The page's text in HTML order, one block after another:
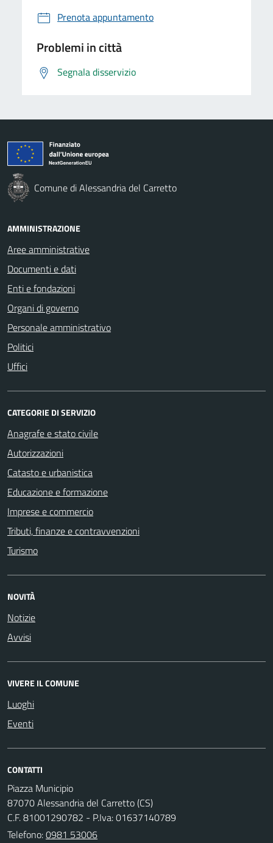
Prenota appuntamento
Problemi in città
Segnala disservizio
Comune di Alessandria del Carretto
AMMINISTRAZIONE
Aree amministrative
Documenti e dati
Enti e fondazioni
Organi di governo
Personale amministrativo
Politici
Uffici
CATEGORIE DI SERVIZIO
Anagrafe e stato civile
Autorizzazioni
Catasto e urbanistica
Educazione e formazione
Imprese e commercio
Tributi, finanze e contravvenzioni
Turismo
NOVITÀ
Notizie
Avvisi
VIVERE IL COMUNE
Luoghi
Eventi
CONTATTI
Piazza Municipio
87070 Alessandria del Carretto (CS)
C.F. 81001290782 - P.Iva: 01637140789
Telefono:0981 53006